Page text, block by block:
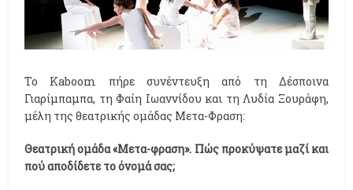
Το Κaboom πήρε συνέντευξη από τη Δέσποινα
Γιαρίμπαμπα, τη Φαίη Ιωαννίδου και τη Λυδία Ξουράφη,
μέλη της θεατρικής ομάδας Μετα-Φραση:
Θεατρική ομάδα «Μετα-φραση». Πώς προκύψατε μαζί και
πού αποδίδετε το όνομά σας;